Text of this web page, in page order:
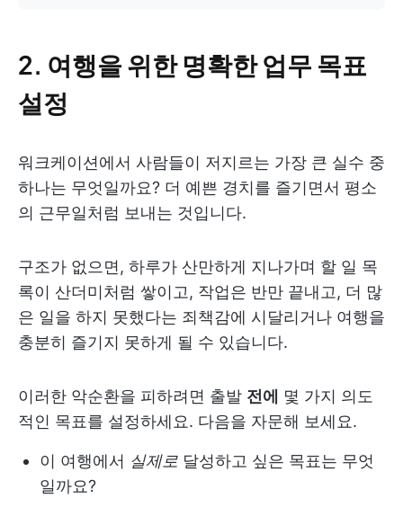
2. 여행을 위한 명확한 업무 목표
설정
워크케이션에서 사람들이 저지르는 가장 큰 실수 중
하나는 무엇일까요? 더 예쁜 경치를 즐기면서 평소
의 근무일처럼 보내는 것입니다.
구조가 없으면, 하루가 산만하게 지나가며 할 일 목
록이 산더미처럼 쌓이고, 작업은 반만 끝내고, 더 많
은 일을 하지 못했다는 죄책감에 시달리거나 여행을
충분히 즐기지 못하게 될 수 있습니다.
이러한 악순환을 피하려면 출발 전에 몇 가지 의도
적인 목표를 설정하세요. 다음을 자문해 보세요.
이 여행에서 실제로 달성하고 싶은 목표는 무엇
일까요?